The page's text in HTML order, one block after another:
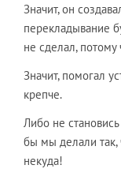
Значит, он
перекладывание
не сделал, потому
Значит, помогал
крепче.
Либо не
бы мы делали так,
некуда!